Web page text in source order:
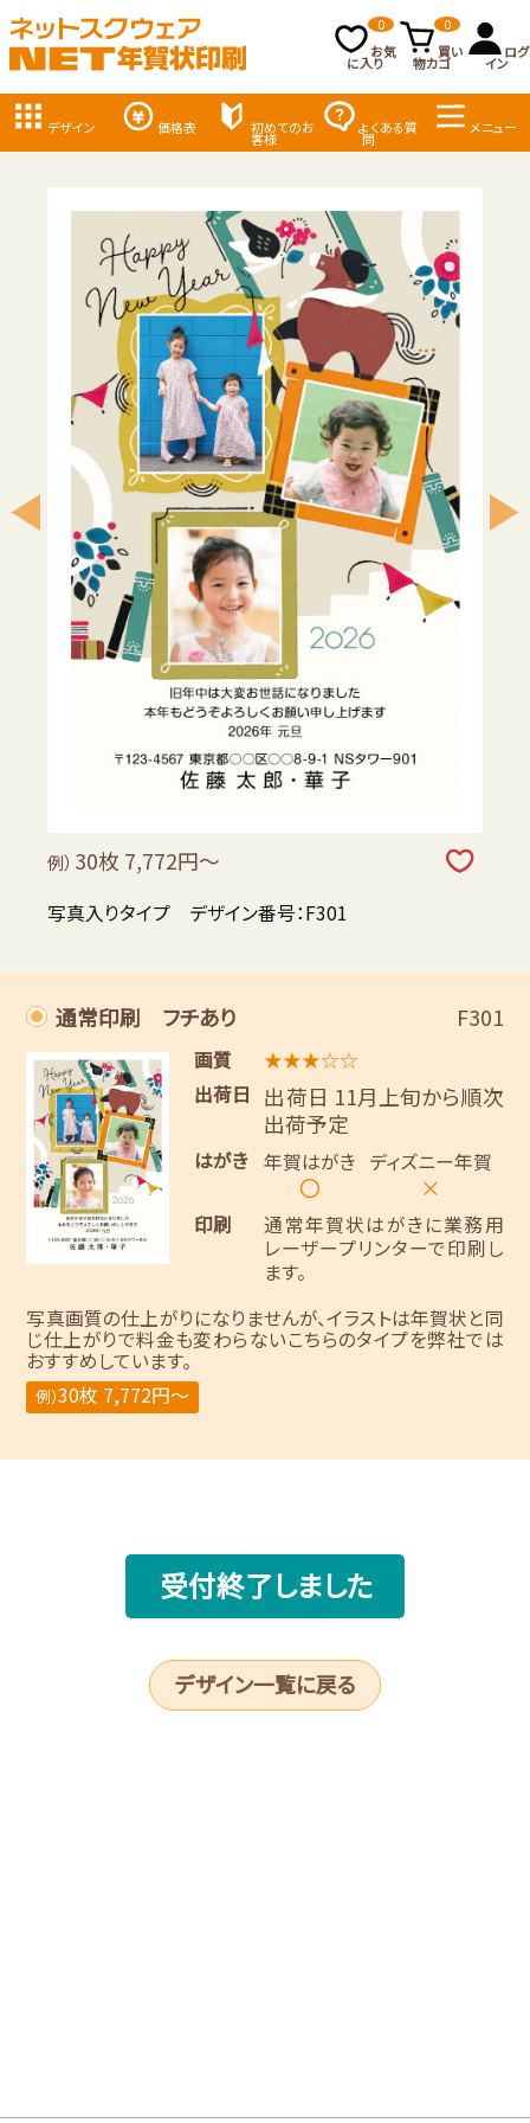
お気
に入り
0
買い
物カゴ
0
ログ
イン
デザイン 価格表 初めてのお
客様
よくある質
問
メニュー
例） 30枚 7,772円～
写真入りタイプ デザイン番号：F301
通常印刷 フチあり F301
画質
★★★☆☆
出荷日
出荷日 11月上旬から順次
出荷予定
はがき 年賀はがき
〇
ディズニー年賀
×
印刷
通常年賀状はがきに業務用
レーザープリンターで印刷し
ます。
写真画質の仕上がりになりませんが、イラストは年賀状と同
じ仕上がりで料金も変わらないこちらのタイプを弊社では
おすすめしています。
例）30枚 7,772円～
受付終了しました
デザイン一覧に戻る